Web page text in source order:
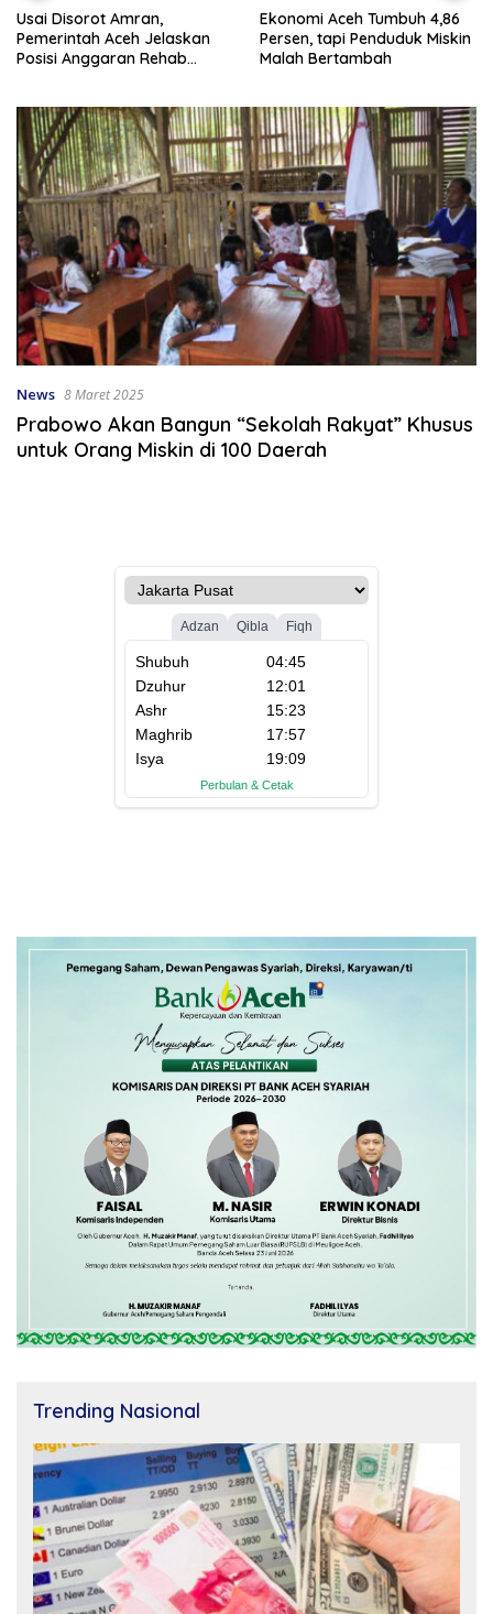
Usai Disorot Amran,
Pemerintah Aceh Jelaskan
Posisi Anggaran Rehab
Ekonomi Aceh Tumbuh 4,86
Persen, tapi Penduduk Miskin
Malah Bertambah
News 8 Maret 2025
Prabowo Akan Bangun “Sekolah Rakyat” Khusus
untuk Orang Miskin di 100 Daerah
Trending Nasional